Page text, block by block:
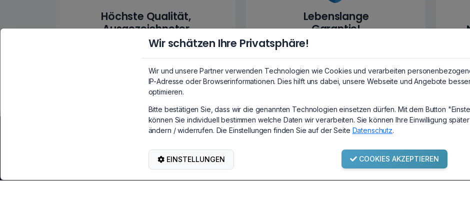
Höchste Qualität,
Ausgezeichneter
Kundenservice
positive Bewertung aufeBay
Lebenslange
Garantie!
Garantiebedingungen
Kontakt, Rückgabe & Reklamation
Anleitungen / Handbücher
Lieferung & Versandkosten
Impressum
AGB
Wir schätzen Ihre Privatsphäre!
Wir und unsere Partner verwenden Technologien wie Cookies und verarbeiten
IP-Adresse oder Browserinformationen. Dies hilft uns dabei, unsere Webseite und Angebote
optimieren.
Bitte bestätigen Sie, dass wir die genannten Technologien einsetzen dürfen. Mit dem Button
können Sie individuell bestimmen welche Daten wir verarbeiten. Sie können Ihre Einwilligung
ändern / widerrufen. Die Einstellungen finden Sie auf der Seite Datenschutz.
EINSTELLUNGEN COOKIES AKZEPTIEREN